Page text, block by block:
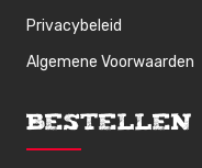
Privacybeleid
Algemene Voorwaarden
Bestellen